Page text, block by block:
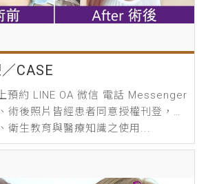
CASE
預約 LINE OA 微信 電話 Messenger
術後照片皆經患者同意授權刊登，僅
衛生教育與醫療知識之使用...